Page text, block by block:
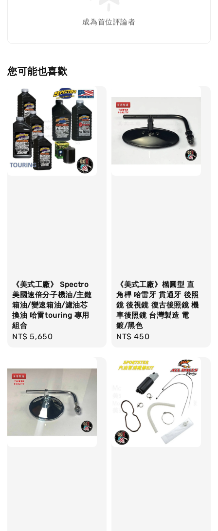
成為首位評論者
您可能也喜歡
《美式工廠》 Spectro
美國速倍分子機油/主鏈
箱油/變速箱油/濾油芯
換油 哈雷touring 專用
組合
Regular
NT$ 5,650
《美式工廠》橢圓型 直
角桿 哈雷牙 貫通牙 後照
鏡 後視鏡 復古後照鏡 機
車後照鏡 台灣製造 電
鍍/黑色
Regular
NT$ 450